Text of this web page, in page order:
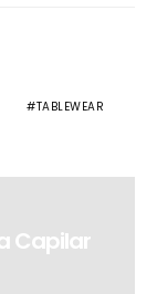
TABLEWEAR
Capilar